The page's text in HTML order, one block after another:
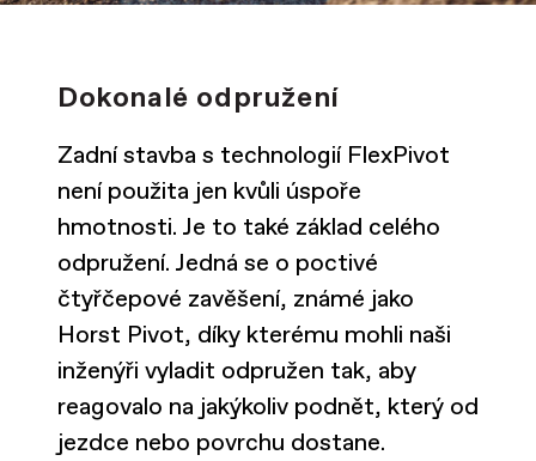
Dokonalé odpružení
Zadní stavba s technologií FlexPivot
není použita jen kvůli úspoře
hmotnosti. Je to také základ celého
odpružení. Jedná se o poctivé
čtyřčepové zavěšení, známé jako
Horst Pivot, díky kterému mohli naši
inženýři vyladit odpružen tak, aby
reagovalo na jakýkoliv podnět, který od
jezdce nebo povrchu dostane.